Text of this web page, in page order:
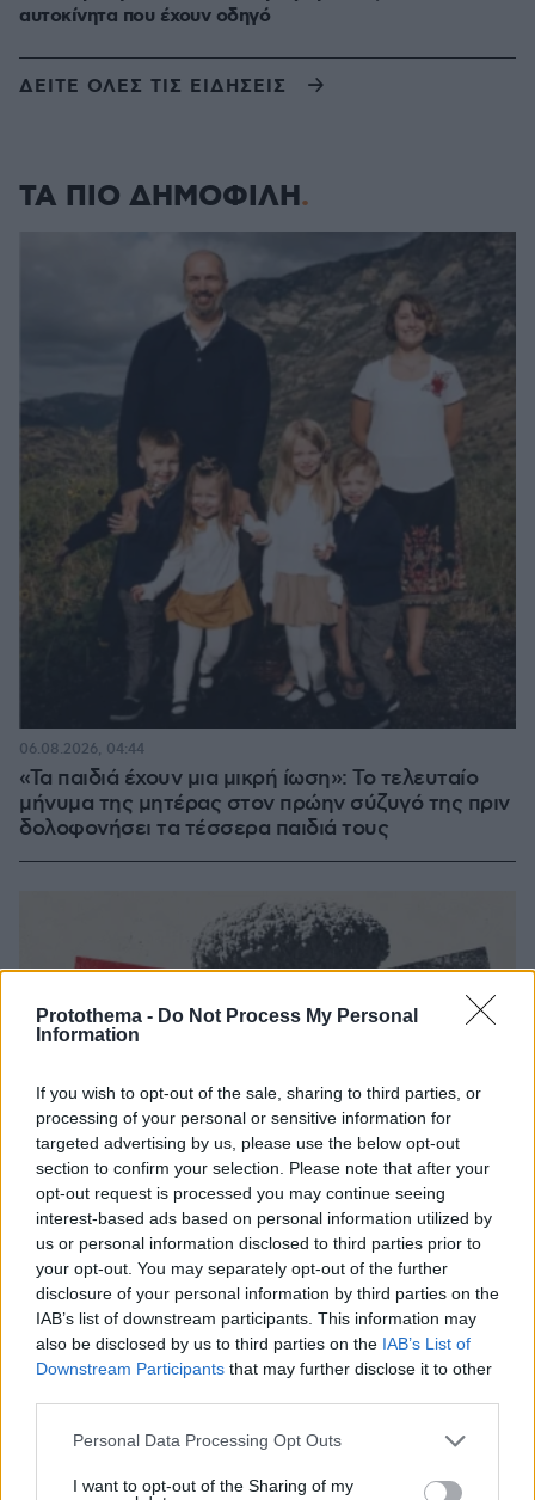
Protothema - Do Not Process My Personal
Information
If you wish to opt-out of the sale, sharing to third parties, or
processing of your personal or sensitive information for
targeted advertising by us, please use the below opt-out
section to confirm your selection. Please note that after your
opt-out request is processed you may continue seeing
interest-based ads based on personal information utilized by
us or personal information disclosed to third parties prior to
your opt-out. You may separately opt-out of the further
disclosure of your personal information by third parties on the
IAB’s list of downstream participants. This information may
also be disclosed by us to third parties on the IAB’s List of
Downstream Participants that may further disclose it to other
Please note that this website/app uses one or more Google
not limited to your visit or usage behaviour. You may click to
Personal Data Processing Opt Outs
I want to opt-out of the Sharing of my
αυτοκίνητα που έχουν οδηγό
ΔΕΙΤΕ ΟΛΕΣ ΤΙΣ ΕΙΔΗΣΕΙΣ
ΤΑ ΠΙΟ ΔΗΜΟΦΙΛΗ
«Τα παιδιά έχουν μια μικρή ίωση»: Το τελευταίο
μήνυμα της μητέρας στον πρώην σύζυγό της πριν
δολοφονήσει τα τέσσερα παιδιά τους
06.08.2026, 04:44
Χιροσίμα 6 Αυγούστου 1945: Όταν το «Μικρό
06.08.2026, 07:56